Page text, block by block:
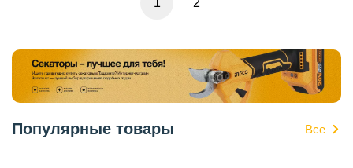
1 2
Популярные товары Все